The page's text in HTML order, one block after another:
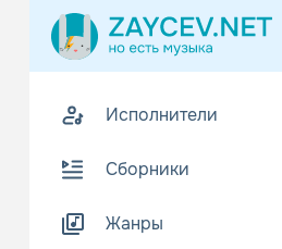
Исполнители
Сборники
Жанры